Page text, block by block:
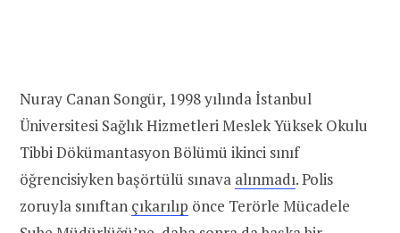
Nuray Canan Songür, 1998 yılında İstanbul
Üniversitesi Sağlık Hizmetleri Meslek Yüksek Okulu
Tibbi Dökümantasyon Bölümü ikinci sınıf
öğrencisiyken başörtülü sınava alınmadı. Polis
zoruyla sınıftan çıkarılıp önce Terörle Mücadele